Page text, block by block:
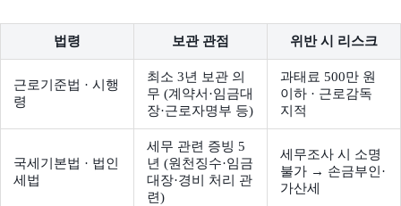
법령 보관 관점 위반 시 리스크
근로기준법 · 시행
령
최소 3년 보관 의
무 (계약서·임금대
장·근로자명부 등)
과태료 500만 원
이하 · 근로감독
지적
국세기본법 · 법인
세법
세무 관련 증빙 5
년 (원천징수·임금
대장·경비 처리 관
련)
세무조사 시 소명
불가 → 손금부인·
가산세